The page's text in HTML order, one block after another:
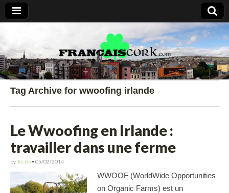
Francais Cork
Tag Archive for wwoofing irlande
Le Wwoofing en Irlande :
travailler dans une ferme
by Justin • 05/02/2014
WWOOF (WorldWide Opportunities
on Organic Farms) est un